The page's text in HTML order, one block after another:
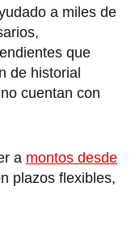
a miles de
que
de historial
cuentan con
a montos desde
plazos flexibles,